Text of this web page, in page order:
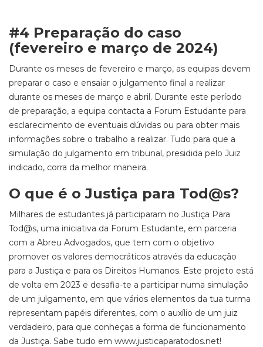
#4 Preparação do caso
(fevereiro e março de 2024)
Durante os meses de fevereiro e março, as equipas devem
preparar o caso e ensaiar o julgamento final a realizar
durante os meses de março e abril. Durante este período
de preparação, a equipa contacta a Forum Estudante para
esclarecimento de eventuais dúvidas ou para obter mais
informações sobre o trabalho a realizar. Tudo para que a
simulação do julgamento em tribunal, presidida pelo Juiz
indicado, corra da melhor maneira.
O que é o Justiça para Tod@s?
Milhares de estudantes já participaram no Justiça Para
Tod@s, uma iniciativa da Forum Estudante, em parceria
com a Abreu Advogados, que tem com o objetivo
promover os valores democráticos através da educação
para a Justiça e para os Direitos Humanos. Este projeto está
de volta em 2023 e desafia-te a participar numa simulação
de um julgamento, em que vários elementos da tua turma
representam papéis diferentes, com o auxílio de um juiz
verdadeiro, para que conheças a forma de funcionamento
da Justiça. Sabe tudo em www.justicaparatodos.net!